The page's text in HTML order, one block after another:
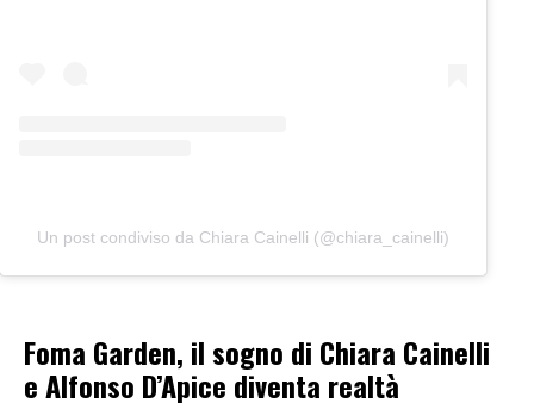
Un post condiviso da Chiara Cainelli (@chiara_cainelli)
Foma Garden, il sogno di Chiara Cainelli
e Alfonso D’Apice diventa realtà